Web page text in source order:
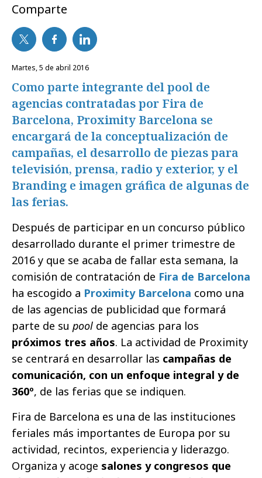
Comparte
martes, 5 de abril 2016
Como parte integrante del pool de
agencias contratadas por Fira de
Barcelona, Proximity Barcelona se
encargará de la conceptualización de
campañas, el desarrollo de piezas para
televisión, prensa, radio y exterior, y el
Branding e imagen gráfica de algunas de
las ferias.
Después de participar en un concurso público
desarrollado durante el primer trimestre de
2016 y que se acaba de fallar esta semana, la
comisión de contratación de Fira de Barcelona
ha escogido a Proximity Barcelona como una
de las agencias de publicidad que formará
parte de su pool de agencias para los
próximos tres años. La actividad de Proximity
se centrará en desarrollar las campañas de
comunicación, con un enfoque integral y de
360º, de las ferias que se indiquen.
Fira de Barcelona es una de las instituciones
feriales más importantes de Europa por su
actividad, recintos, experiencia y liderazgo.
Organiza y acoge salones y congresos que